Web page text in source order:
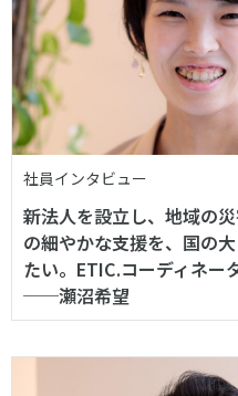
社員インタビュー
新法人を設立し、地域の
の細やかな支援を、国の
たい。ETIC.コーディネー
──瀬沼希望